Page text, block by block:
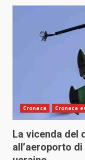
Cronaca Cronaca
La vicenda del
all’aeroporto